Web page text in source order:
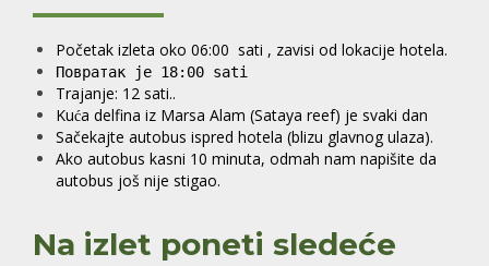
Početak izleta oko 06:00 sati , zavisi od lokacije hotela.
Повратак је 18:00 sati
Trajanje: 12 sati..
Kuća delfina iz Marsa Alam (Sataya reef) je svaki dan
Sačekajte autobus ispred hotela (blizu glavnog ulaza).
Ako autobus kasni 10 minuta, odmah nam napišite da
autobus još nije stigao.
Na izlet poneti sledeće